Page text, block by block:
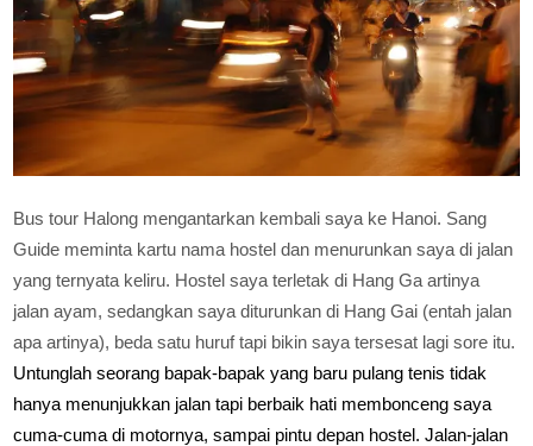
Bus tour Halong mengantarkan kembali saya ke Hanoi. Sang
Guide meminta kartu nama hostel dan menurunkan saya di jalan
yang ternyata keliru. Hostel saya terletak di Hang Ga artinya
jalan ayam, sedangkan saya diturunkan di Hang Gai (entah jalan
apa artinya), beda satu huruf tapi bikin saya tersesat lagi sore itu.
Untunglah seorang bapak-bapak yang baru pulang tenis tidak
hanya menunjukkan jalan tapi berbaik hati membonceng saya
cuma-cuma di motornya, sampai pintu depan hostel. Jalan-jalan